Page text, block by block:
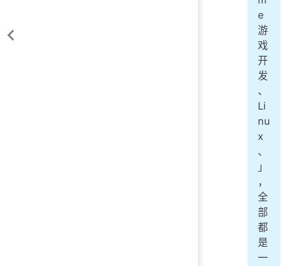
e
游
戏
开
发
、
Li
nu
x
、
」
，
全
部
都
是
一